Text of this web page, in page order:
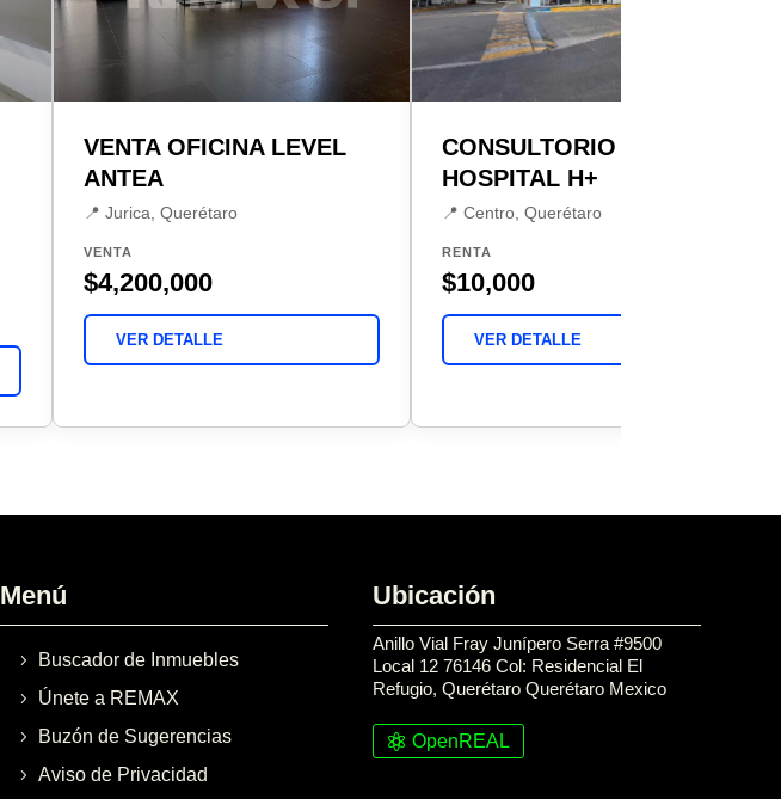
VENTA OFICINA LEVEL
ANTEA
📍 Jurica, Querétaro
VENTA
$4,200,000
VER DETALLE
CONSULTORIO RENTA
HOSPITAL H+
📍 Centro, Querétaro
RENTA
$10,000
VER DETALLE
Menú
Buscador de Inmuebles
Únete a REMAX
Buzón de Sugerencias
Aviso de Privacidad
Ubicación
Anillo Vial Fray Junípero Serra #9500
Local 12 76146 Col: Residencial El
Refugio, Querétaro Querétaro Mexico
OpenREAL